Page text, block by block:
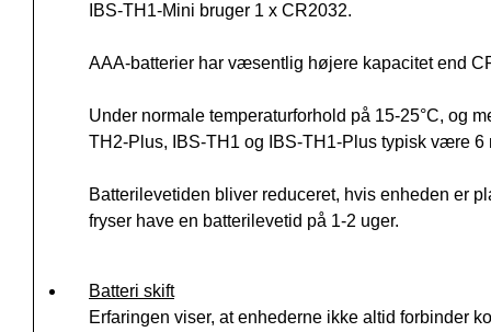
IBS-TH1-Mini bruger 1 x CR2032.
AAA-batterier har væsentlig højere kapacitet end
Under normale temperaturforhold på 15-25°C, og
TH2-Plus, IBS-TH1 og IBS-TH1-Plus typisk være 6
Batterilevetiden bliver reduceret, hvis enheden er
fryser have en batterilevetid på 1-2 uger.
Batteri skift
Erfaringen viser, at enhederne ikke altid forbinder